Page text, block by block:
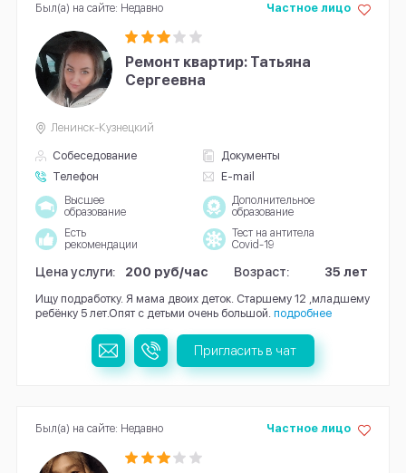
Ремонт квартир: Татьяна
Сергеевна
Собеседование
Документы
Телефон
E-mail
Частное лицо
Ленинск-Кузнецкий
Высшее
образование
Дополнительное
образование
Есть
рекомендации
Тест на антитела
Covid-19
Цена услуги: 200 руб/час Возраст: 35 лет
Ищу подработку. Я мама двоих деток. Старшему 12 ,младшему
ребёнку 5 лет.Опят с детьми очень большой. подробнее
Был(а) на сайте: Недавно
Пригласить в чат
Частное лицо
Был(а) на сайте: Недавно